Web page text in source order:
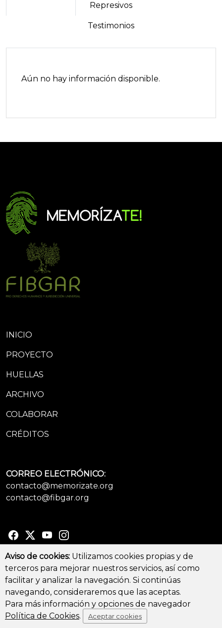
Represivos
Testimonios
Aún no hay información disponible.
INICIO
PROYECTO
HUELLAS
ARCHIVO
COLABORAR
CRÉDITOS
CORREO ELECTRÓNICO:
contacto@memorizate.org
contacto@fibgar.org
© Copyright 2026 - All Rights Reserved
Aviso legal y Política de privacidad -Política de cookies
Aviso de cookies: Utilizamos cookies propias y de
terceros para mejorar nuestros servicios, así como
facilitar y analizar la navegación. Si continúas
navegando, consideraremos que las aceptas.
Para más información y opciones de navegador
Política de Cookies. Aceptar cookies